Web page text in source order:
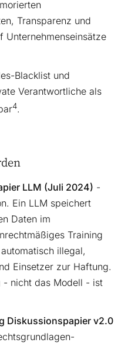
Transparenz und
Unternehmenseinsätze
Blacklist und
Verantwortliche als
4.
LLM (Juli 2024) -
Ein LLM speichert
Daten im
Training
illegal,
Einsetzer zur Haftung.
- nicht das Modell - ist
Diskussionspapier v2.0